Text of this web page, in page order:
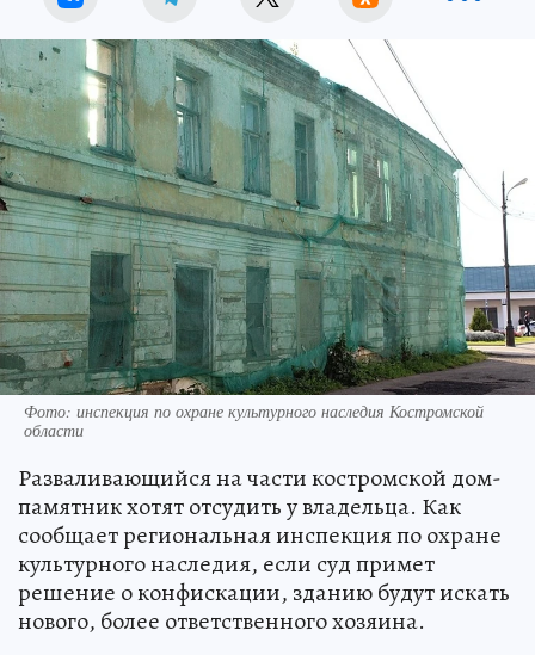
Фото: инспекция по охране культурного наследия Костромской
области
Разваливающийся на части костромской дом-
памятник хотят отсудить у владельца. Как
сообщает региональная инспекция по охране
культурного наследия, если суд примет
решение о конфискации, зданию будут искать
нового, более ответственного хозяина.